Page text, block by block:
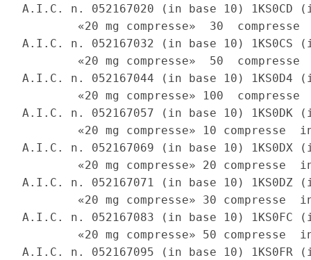
A.I.C. n. 052167020 (in base 10)
«20 mg compresse»  30  compresse
A.I.C. n. 052167032 (in base 10)
«20 mg compresse»  50  compresse
A.I.C. n. 052167044 (in base 10)
«20 mg compresse» 100  compresse
A.I.C. n. 052167057 (in base 10)
«20 mg compresse» 10 compresse
A.I.C. n. 052167069 (in base 10)
«20 mg compresse» 20 compresse
A.I.C. n. 052167071 (in base 10)
«20 mg compresse» 30 compresse
A.I.C. n. 052167083 (in base 10)
«20 mg compresse» 50 compresse
A.I.C. n. 052167095 (in base 10)